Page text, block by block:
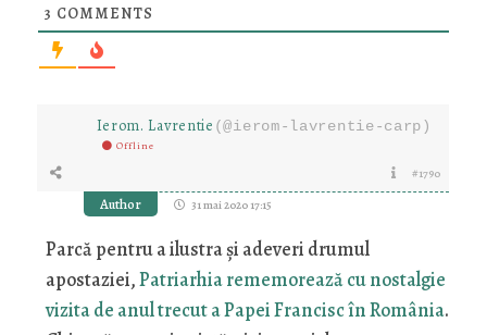
3 COMMENTS
Ierom. Lavrentie (@ierom-lavrentie-carp)
Offline
#1790
Author 31 mai 2020 17:15
Parcă pentru a ilustra și adeveri drumul
apostaziei,Patriarhia rememorează cu nostalgie
vizita de anul trecut a Papei Francisc în România.